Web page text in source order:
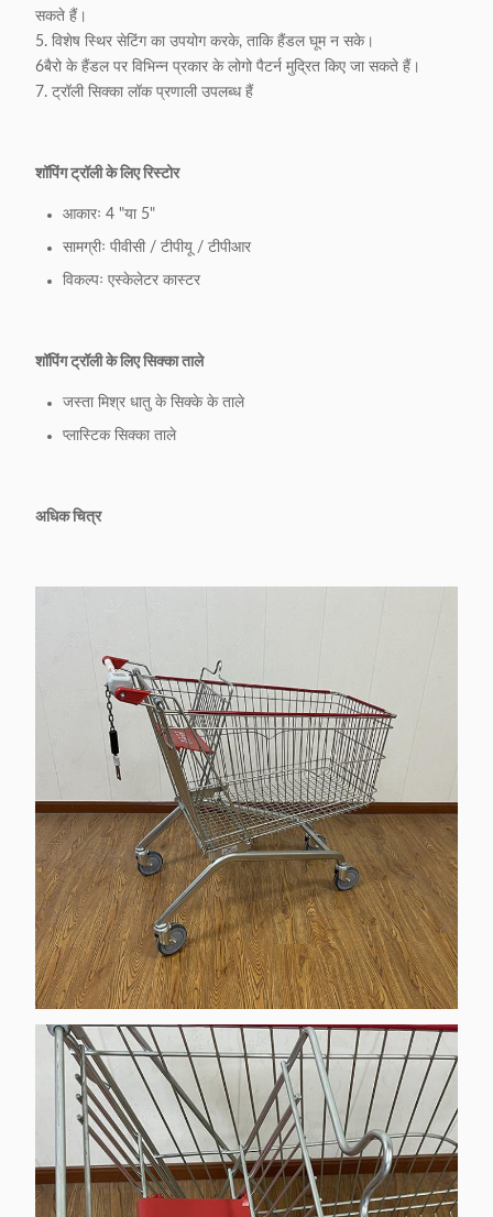
12.प्लास्टिक
पार्ट्स रंगः
पैनटोन रंग उपलब्ध है
एस हुक, सीट सुरक्षा बेल्ट, निचले कोने संरक्षक, शीर्ष
विज्ञापन बोर्ड उपलब्ध हैं। अतिरिक्त लागत।
14पैकिंग का
15. ओडीएम
उपलब्ध
सकते हैं।
5. विशेष स्थिर सेटिंग का उपयोग करके, ताकि हैंडल घूम न सके।
6बैरो के हैंडल पर विभिन्न प्रकार के लोगो पैटर्न मुद्रित किए जा सकते हैं।
7. ट्रॉली सिक्का लॉक प्रणाली उपलब्ध हैं
शॉपिंग ट्रॉली के लिए रिस्टोर
आकारः 4 "या 5"
सामग्रीः पीवीसी / टीपीयू / टीपीआर
विकल्पः एस्केलेटर कास्टर
शॉपिंग ट्रॉली के लिए सिक्का ताले
जस्ता मिश्र धातु के सिक्के के ताले
प्लास्टिक सिक्का ताले
अधिक चित्र